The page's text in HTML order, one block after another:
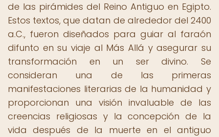
de las pirámides del Reino Antiguo en Egipto.
Estos textos, que datan de alrededor del 2400
a.C., fueron diseñados para guiar al faraón
difunto en su viaje al Más Allá y asegurar su
transformación en un ser divino. Se
consideran una de las primeras
manifestaciones literarias de la humanidad y
proporcionan una visión invaluable de las
creencias religiosas y la concepción de la
vida después de la muerte en el antiguo